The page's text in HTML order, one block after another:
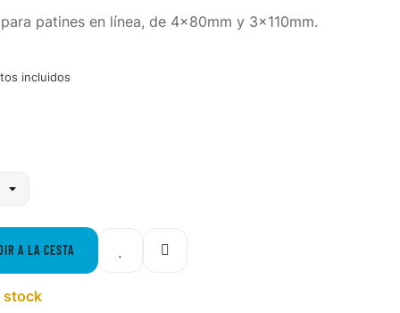
patines en línea, de 4x80mm y 3x110mm.
incluidos
A LA CESTA
stock